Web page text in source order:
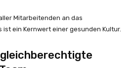
Mitarbeitenden an das
ist ein Kernwert einer gesunden Kultur.